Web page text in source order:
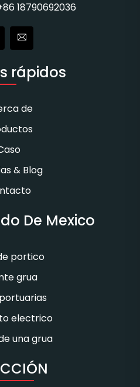
18790692036
rápidos
de
& Blog
De Mexico
portico
grua
electrico
una grua